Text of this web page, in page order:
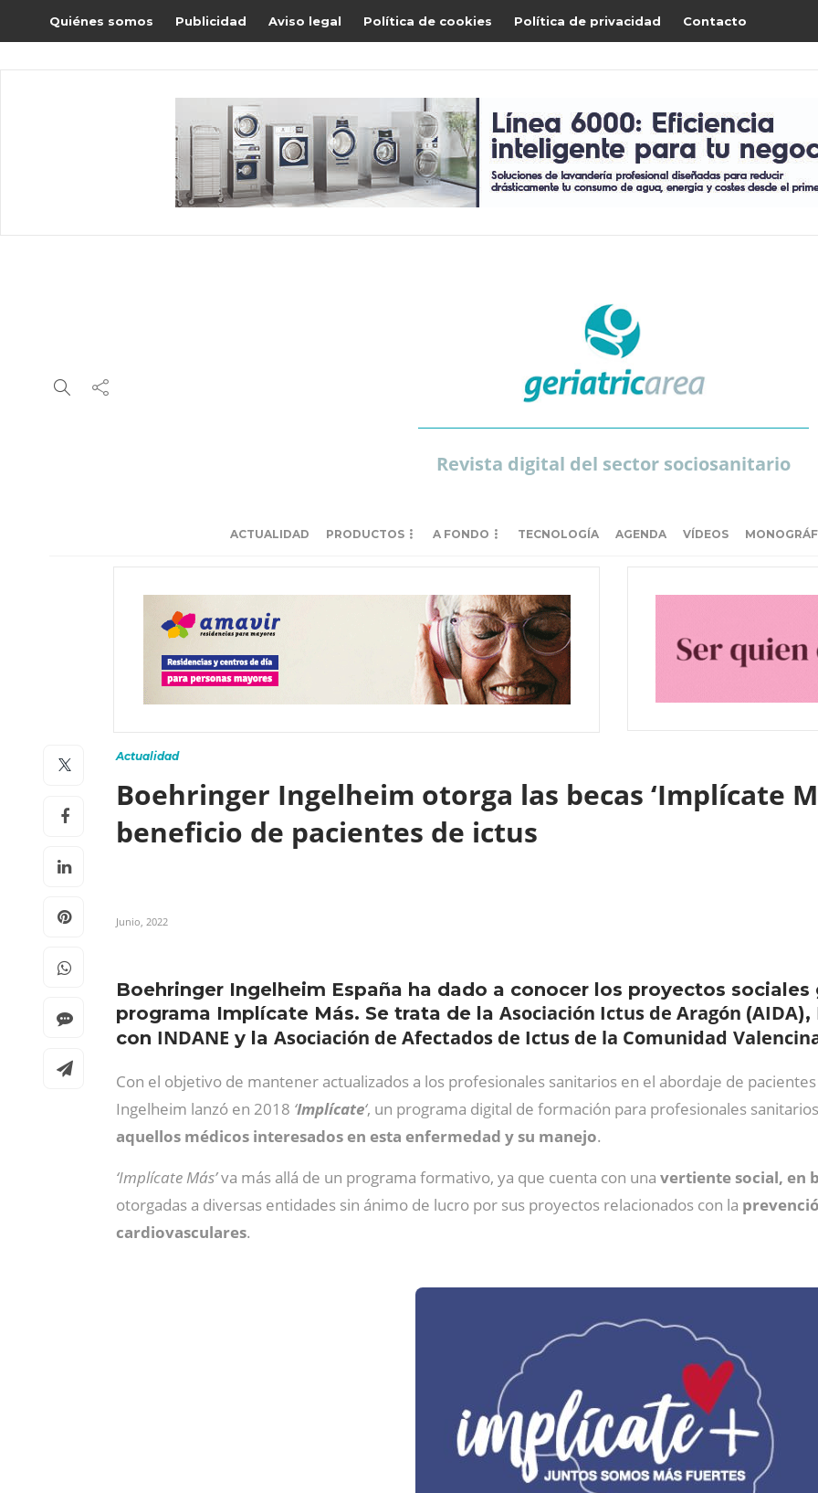
Quiénes somos Publicidad Aviso legal Política de cookies Política de privacidad Contacto
Revista digital del sector sociosanitario
ACTUALIDAD PRODUCTOS A FONDO TECNOLOGÍA AGENDA VÍDEOS
Actualidad
Boehringer Ingelheim otorga las becas ‘Implícate
beneficio de pacientes de ictus
Junio, 2022
Boehringer Ingelheim España ha dado a conocer los proyectos
programa Implícate Más. Se trata de la Asociación Ictus de Aragón (AIDA),
con INDANE y la Asociación de Afectados de Ictus de la Comunidad
Con el objetivo de mantener actualizados a los profesionales sanitarios en el abordaje de
Ingelheim lanzó en 2018 ‘Implícate‘, un programa digital de formación para profesionales
aquellos médicos interesados en esta enfermedad y su manejo.
‘Implícate Más’va más allá de un programa formativo, ya que cuenta con una vertiente social, en
otorgadas a diversas entidades sin ánimo de lucro por sus proyectos relacionados con la
cardiovasculares.